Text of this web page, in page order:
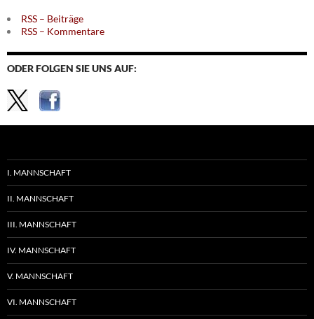
RSS – Beiträge
RSS – Kommentare
ODER FOLGEN SIE UNS AUF:
I. MANNSCHAFT
II. MANNSCHAFT
III. MANNSCHAFT
IV. MANNSCHAFT
V. MANNSCHAFT
VI. MANNSCHAFT